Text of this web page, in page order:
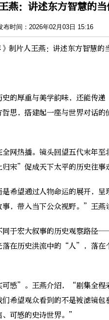
燕：讲述东方智慧的
布时间：2026年02月03日 15:16
片人王燕：讲述东方智慧的
厚重与美学韵味，还能传递
思，搭建起一座与世界对话的
热播。镜头回望五代末年至
宋”促成天下太平的历史往事
望通过人物命运的展开，呈
，带入当下公众视野。”王燕
于宏大叙事的历史观察路径——
落在历史洪流中的“人”，落在
感”。王燕介绍，“剧集全程
希望观众看到的不是被滤镜包
可感的史诗世界。”